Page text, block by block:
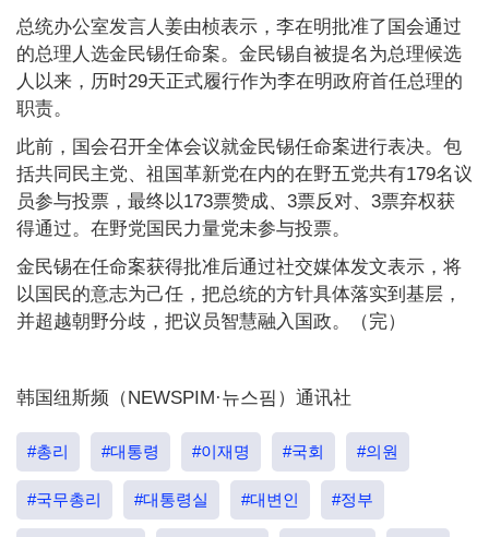
总统办公室发言人姜由桢表示，李在明批准了国会通过
的总理人选金民锡任命案。金民锡自被提名为总理候选
人以来，历时29天正式履行作为李在明政府首任总理的
职责。
此前，国会召开全体会议就金民锡任命案进行表决。包
括共同民主党、祖国革新党在内的在野五党共有179名议
员参与投票，最终以173票赞成、3票反对、3票弃权获
得通过。在野党国民力量党未参与投票。
金民锡在任命案获得批准后通过社交媒体发文表示，将
以国民的意志为己任，把总统的方针具体落实到基层，
并超越朝野分歧，把议员智慧融入国政。（完）
韩国纽斯频（NEWSPIM·뉴스핌）通讯社
#총리 #대통령 #이재명 #국회 #의원
#국무총리 #대통령실 #대변인 #정부